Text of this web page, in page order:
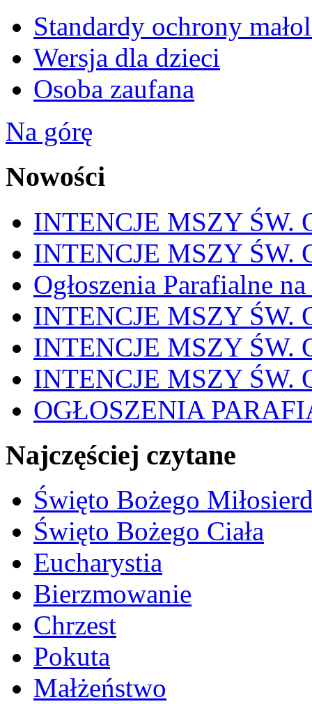
Standardy ochrony
Wersja dla dzieci
Osoba zaufana
Na górę
Nowości
INTENCJE MSZY ŚW.
INTENCJE MSZY ŚW.
Ogłoszenia Parafialne
INTENCJE MSZY ŚW.
INTENCJE MSZY ŚW.
INTENCJE MSZY ŚW.
OGŁOSZENIA
Najczęściej czytane
Święto Bożego
Święto Bożego Ciała
Eucharystia
Bierzmowanie
Chrzest
Pokuta
Małżeństwo